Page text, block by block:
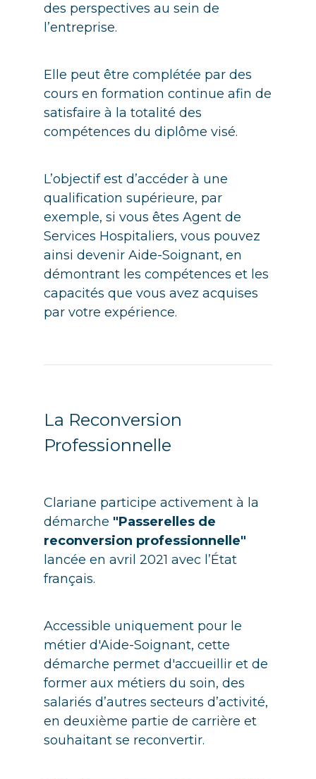
des perspectives au sein de
l’entreprise.
Elle peut être complétée par des
cours en formation continue afin de
satisfaire à la totalité des
compétences du diplôme visé.
L’objectif est d’accéder à une
qualification supérieure, par
exemple, si vous êtes Agent de
Services Hospitaliers, vous pouvez
ainsi devenir Aide-Soignant, en
démontrant les compétences et les
capacités que vous avez acquises
par votre expérience.
La Reconversion
Professionnelle
Clariane participe activement à la
démarche "Passerelles de
reconversion professionnelle"
lancée en avril 2021 avec l’État
français.
Accessible uniquement pour le
métier d'Aide-Soignant, cette
démarche permet d'accueillir et de
former aux métiers du soin, des
salariés d’autres secteurs d’activité,
en deuxième partie de carrière et
souhaitant se reconvertir.